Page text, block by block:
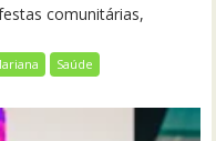
comunitárias,
Saúde